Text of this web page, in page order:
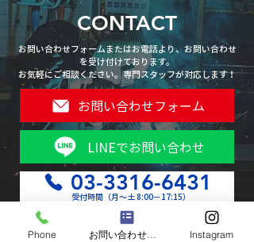
CONTACT
お問い合わせフォームまたはお電話より、お問い合わせ
を受け付けております。
お気軽にご相談ください。専門スタッフが対応します！
お問い合わせフォーム
LINEでお問い合わせ
03-3316-6431
受付時間（月〜土 8:00−17:15）
Phone お問い合わせフォーム Instagram